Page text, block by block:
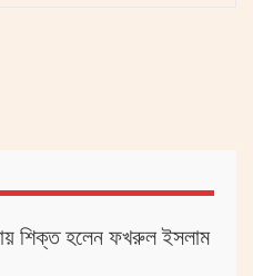
শিক্ত হলেন ফখরুল ইসলাম